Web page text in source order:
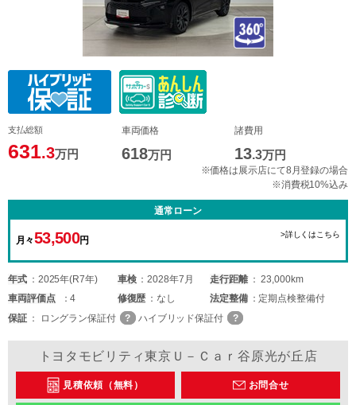
支払総額
631.3万円
車両価格
618万円
諸費用
13.3万円
※価格は展示店にて8月登録の場合
※消費税10%込み
通常ローン
月々53,500円
>詳しくはこちら
年式 2025年(R7年) 車検 2028年7月 走行距離
23,000km
車両評価点 4 修復歴 なし 法定整備
定期点検整備付
保証
ロングラン保証付 ハイブリッド保証付
トヨタモビリティ東京Ｕ－Ｃａｒ谷原光が丘店
見積依頼（無料） お問合せ